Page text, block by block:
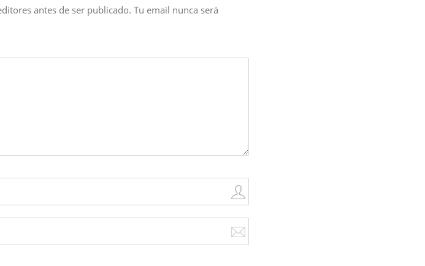
antes de ser publicado. Tu email nunca será